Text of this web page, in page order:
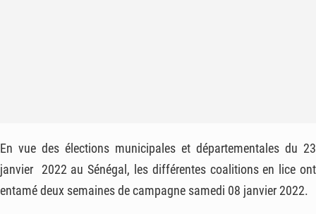
En vue des élections municipales et départementales du 23
janvier 2022 au Sénégal, les différentes coalitions en lice ont
entamé deux semaines de campagne samedi 08 janvier 2022.